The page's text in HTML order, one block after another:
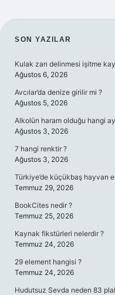
SIDEBAR
SON YAZILAR
Kulak zarı delinmesi işitme
Ağustos 6, 2026
Avcılar’da denize girilir mi ?
Ağustos 5, 2026
Alkolün haram olduğu hangi
Ağustos 3, 2026
7 hangi renktir ?
Ağustos 3, 2026
Türkiye’de küçükbaş hayvan
Temmuz 29, 2026
BookCites nedir ?
Temmuz 25, 2026
Kaynak fikstürleri nelerdir ?
Temmuz 24, 2026
29 element hangisi ?
Temmuz 24, 2026
Hudutsuz Sevda neden 83